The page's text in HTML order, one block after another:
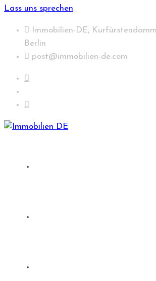
Lass uns sprechen
Immobilien-DE,
Berlin
post@immobilien-de.com